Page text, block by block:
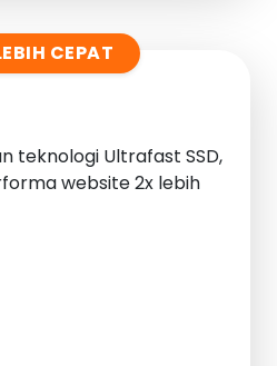
CEPAT
teknologi Ultrafast SSD,
website 2x lebih